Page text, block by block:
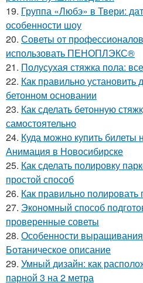
19. Группа «Любэ» в Твери:
особенности шоу
20. Советы от
использовать ПЕНОПЛЭКС®
21. Полусухая стяжка пола:
22. Как правильно
бетонном основании
23. Как сделать бетонную
самостоятельно
24. Куда можно купить билеты
Анимация в Новосибирске
25. Как сделать полировку
простой способ
26. Как правильно полировать
27. Экономный способ
проверенные советы
28. Особенности
Ботаническое описание
29. Умный дизайн: как
парной 3 на 2 метра